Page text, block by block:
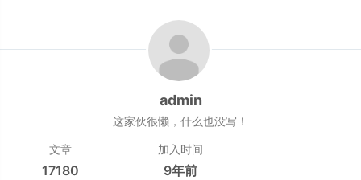
admin
这家伙很懒，什么也没写！
文章
17180
加入时间
9年前